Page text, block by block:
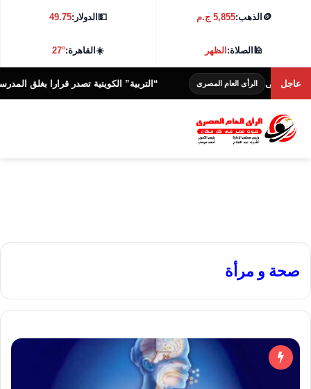
🪙 الذهب:5,855 ج.م 💵الدولار:49.75
🕌الصلاة:الظهر ☀️القاهرة:27°
عاجل
الرأى العام المصرى “التربية” الكويتية تصدر قرارا بغلق المدرسة الإيرانية
صحة و مرأة